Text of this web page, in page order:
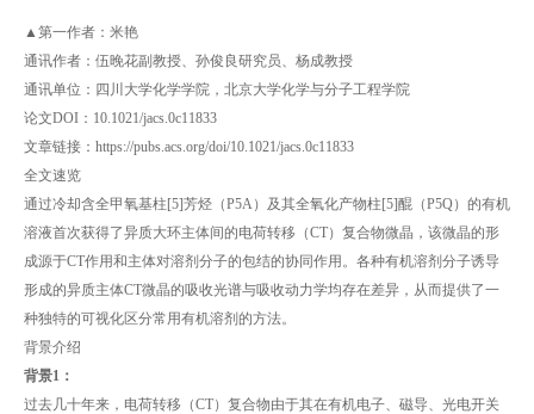
▲第一作者：米艳
通讯作者：伍晚花副教授、孙俊良研究员、杨成教授
通讯单位：四川大学化学学院，北京大学化学与分子工程学院
论文DOI：10.1021/jacs.0c11833
文章链接：https://pubs.acs.org/doi/10.1021/jacs.0c11833
全文速览
通过冷却含全甲氧基柱[5]芳烃（P5A）及其全氧化产物柱[5]醌（P5Q）的有机
溶液首次获得了异质大环主体间的电荷转移（CT）复合物微晶，该微晶的形
成源于CT作用和主体对溶剂分子的包结的协同作用。各种有机溶剂分子诱导
形成的异质主体CT微晶的吸收光谱与吸收动力学均存在差异，从而提供了一
种独特的可视化区分常用有机溶剂的方法。
背景介绍
背景1：
过去几十年来，电荷转移（CT）复合物由于其在有机电子、磁导、光电开关